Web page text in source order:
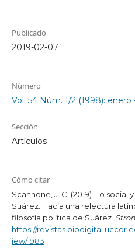
Publicado
2019-02-07
Número
Vol. 54 Núm. 1/2 (1998): enero
Sección
Artículos
Cómo citar
Scannone, J. C. (2019). Lo
Suárez. Hacia una relectura
filosofía política de Suárez.
https://
iew/1983